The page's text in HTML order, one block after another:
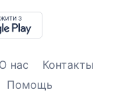
О нас
Контакты
Помощь